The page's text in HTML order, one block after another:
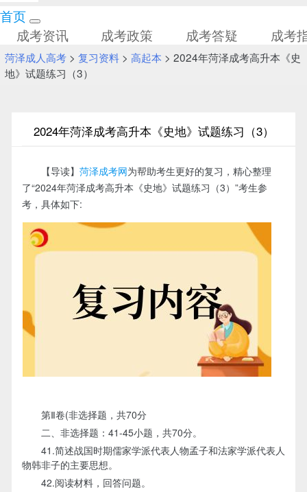
首页
成考资讯
成考政策 成考答疑 成考
菏泽成人高考> 复习资料> 高起本 > 2024年菏泽成考高升本《史
地》试题练习（3）
2024年菏泽成考高升本《史地》试题练习（3）
【导读】 菏泽成考网为帮助考生更好的复习，精心整理
了“2024年菏泽成考高升本《史地》试题练习（3）”考生参
考，具体如下:
第Ⅱ卷(非选择题，共70分
二、非选择题：41-45小题，共70分。
41.简述战国时期儒家学派代表人物孟子和法家学派代表人
物韩非子的主要思想。
42.阅读材料，回答问题。